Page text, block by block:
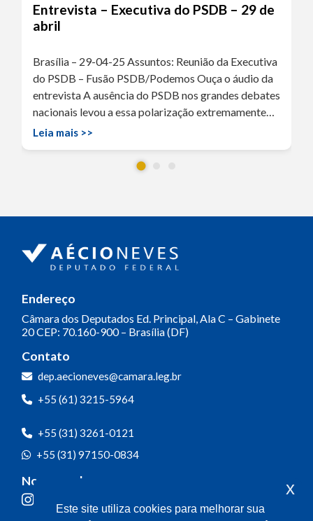
Entrevista – Executiva do PSDB – 29 de
abril
Brasília – 29-04-25 Assuntos: Reunião da Executiva
do PSDB – Fusão PSDB/Podemos Ouça o áudio da
entrevista A ausência do PSDB nos grandes debates
nacionais levou a essa polarização extremamente…
Leia mais >>
Endereço
Câmara dos Deputados Ed. Principal, Ala C – Gabinete
20CEP: 70.160-900 – Brasília (DF)
Contato
dep.aecioneves@camara.leg.br
+55 (61) 3215-5964
+55 (31) 3261-0121
+55 (31) 97150-0834
Nossas redes
Este site utiliza cookies para melhorar sua
x